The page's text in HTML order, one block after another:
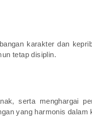
karakter dan
tetap disiplin.
serta menghargai
yang harmonis dalam